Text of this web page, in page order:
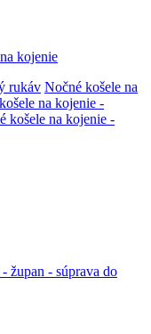
kojenie
rukáv Nočné košele na
na kojenie -
košele na kojenie -
župan - súprava do